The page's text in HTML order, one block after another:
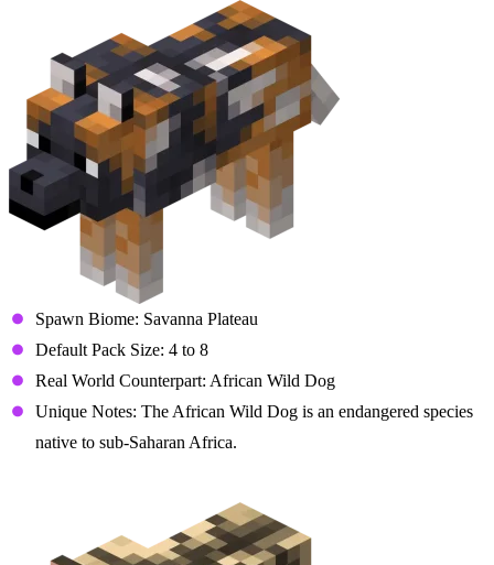
Spawn Biome: Savanna Plateau
Default Pack Size: 4 to 8
Real World Counterpart: African Wild Dog
Unique Notes: The African Wild Dog is an endangered species
native to sub-Saharan Africa.